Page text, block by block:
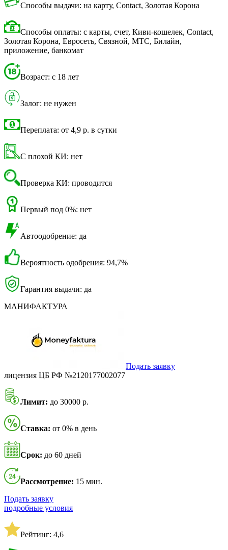
Способы выдачи: на карту, Contact, Золотая Корона
Способы оплаты: с карты, счет, Киви-кошелек, Contact,
Золотая Корона, Евросеть, Связной, МТС, Билайн,
приложение, банкомат
Возраст: с 18 лет
Залог: не нужен
Переплата: от 4,9 р. в сутки
С плохой КИ: нет
Проверка КИ: проводится
Первый под 0%: нет
Автоодобрение: да
Вероятность одобрения: 94,7%
Гарантия выдачи: да
МАНИФАКТУРА
Подать заявку
лицензия ЦБ РФ №2120177002077
Лимит: до 30000 р.
Ставка: от 0% в день
Срок: до 60 дней
Рассмотрение: 15 мин.
Подать заявку
подробные условия
Рейтинг: 4,6